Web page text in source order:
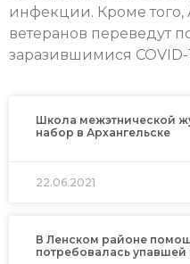
инфекции. Кроме того,
ветеранов переведут
заразившимися COVID-
Школа межэтнической
набор в Архангельске
22.06.2021
В Ленском районе
потребовалась упавшей